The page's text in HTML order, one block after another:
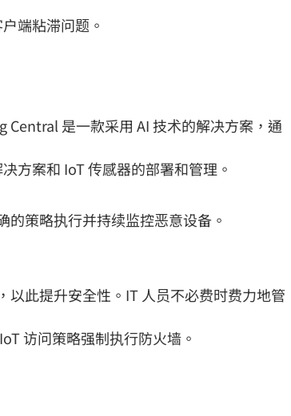
端粘滞问题。
是一款采用 AI 技术的解决方案，通
方案和 IoT 传感器的部署和管理。
策略执行并持续监控恶意设备。
此提升安全性。IT 人员不必费时费力地管
访问策略强制执行防火墙。